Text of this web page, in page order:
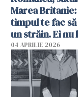
Marea
timpul te fac
un străin. Ei nu
ca noi. În
oamenii sunt
04 APRILIE 2026